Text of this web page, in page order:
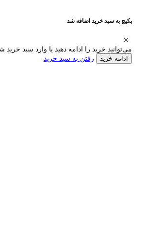
پکیج به سبد خرید اضافه شد
می‌توانید خرید را ادامه دهید یا وارد سبد خرید
ادامه خرید رفتن به سبد خرید